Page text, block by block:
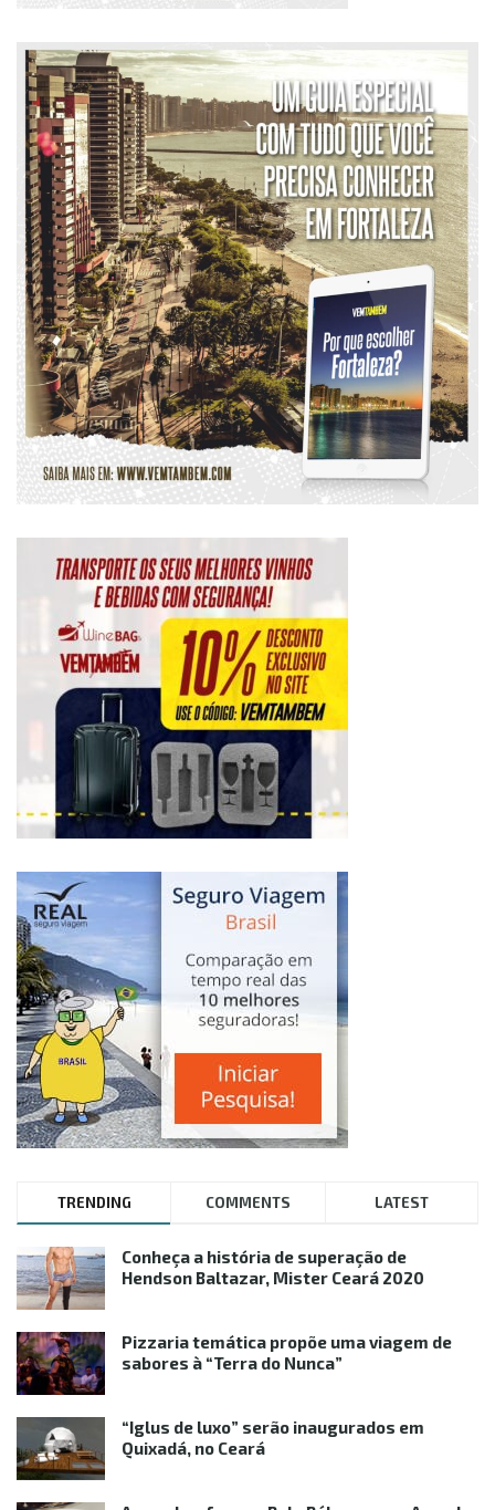
TRENDING COMMENTS LATEST
Conheça a história de superação de
Hendson Baltazar, Mister Ceará 2020
Pizzaria temática propõe uma viagem de
sabores à “Terra do Nunca”
“Iglus de luxo” serão inaugurados em
Quixadá, no Ceará